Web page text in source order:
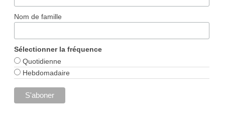
Nom de famille
Sélectionner la fréquence
Quotidienne
Hebdomadaire